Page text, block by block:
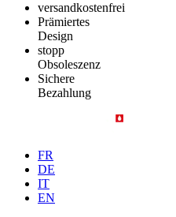
versandkostenfrei
Prämiertes
Design
stopp
Obsoleszenz
Sichere
Bezahlung
FR
DE
IT
EN